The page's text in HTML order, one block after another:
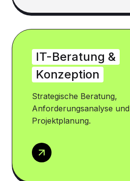
IT-Beratung &
Konzeption
Strategische Beratung,
Anforderungsanalyse und
Projektplanung.